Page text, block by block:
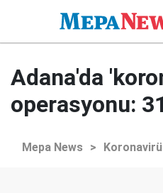
Adana'da
operasyonu:
Mepa News >